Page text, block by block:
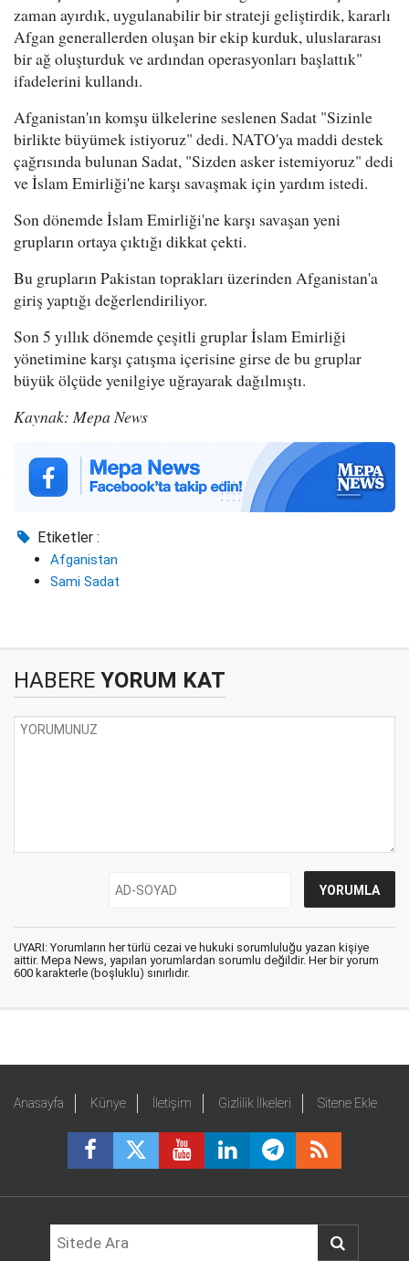
zaman ayırdık, uygulanabilir bir strateji geliştirdik, kararlı
Afgan generallerden oluşan bir ekip kurduk, uluslararası
bir ağ oluşturduk ve ardından operasyonları başlattık"
ifadelerini kullandı.
Afganistan'ın komşu ülkelerine seslenen Sadat "Sizinle
birlikte büyümek istiyoruz" dedi. NATO'ya maddi destek
çağrısında bulunan Sadat, "Sizden asker istemiyoruz" dedi
ve İslam Emirliği'ne karşı savaşmak için yardım istedi.
Son dönemde İslam Emirliği'ne karşı savaşan yeni
grupların ortaya çıktığı dikkat çekti.
Bu grupların Pakistan toprakları üzerinden Afganistan'a
giriş yaptığı değerlendiriliyor.
Son 5 yıllık dönemde çeşitli gruplar İslam Emirliği
yönetimine karşı çatışma içerisine girse de bu gruplar
büyük ölçüde yenilgiye uğrayarak dağılmıştı.
Kaynak: Mepa News
Etiketler :
Afganistan
Sami Sadat
HABERE YORUM KAT
UYARI: Yorumların her türlü cezai ve hukuki sorumluluğu yazan kişiye
aittir. Mepa News, yapılan yorumlardan sorumlu değildir. Her bir yorum
600 karakterle (boşluklu) sınırlıdır.
Anasayfa Künye İletişim Gizlilik İlkeleri Sitene Ekle